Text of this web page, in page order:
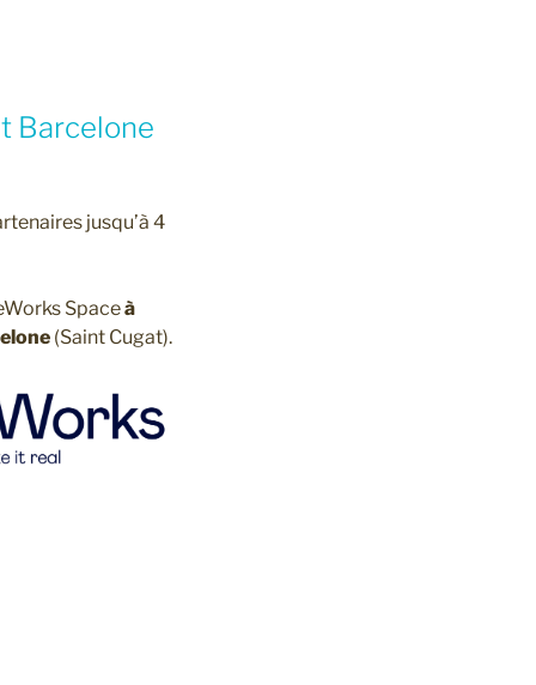
Barcelone
jusqu’à 4
Spaceà
(Saint Cugat).